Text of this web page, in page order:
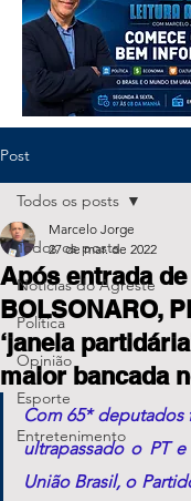
Post
Todos os posts
Notícias do Agreste
Política
Opinião
Esporte
Entretenimento
Todos os posts
Após entrada de
BOLSONARO,
‘janela
maior bancada
Marcelo Jorge
27 de mar. de 2022
Com 65* deputados
ultrapassado o PT
União Brasil, o